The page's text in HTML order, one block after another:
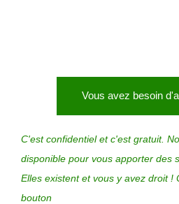
Vous avez besoin
C'est confidentiel et c'est gratuit.
disponible pour vous apporter des
Elles existent et vous y avez droit !
bouton